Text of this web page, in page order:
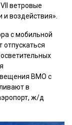
ветровые
воздействия».
с мобильной
ВМО с
в
ж/д